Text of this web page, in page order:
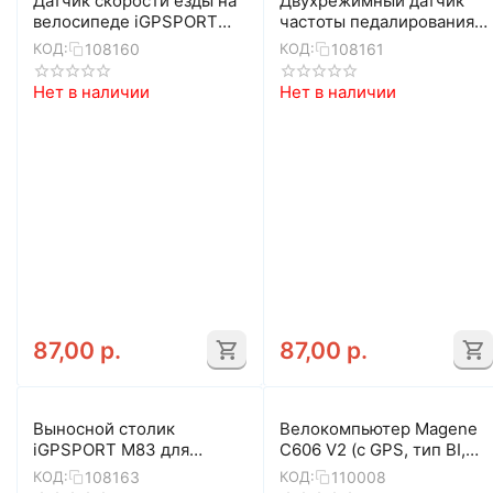
велосипеде iGPSPORT
SPD70
КОД: 108160
Нет в наличии
87,00 р.
частоты педалирования
iGPSPORT CAD70
КОД: 108161
Нет в наличии
87,00 р.
Выносной столик
iGPSPORT M83 для
крепления GPS
КОД: 108163
Велокомпьютер Magene
C606 V2 (с GPS, тип BI,
чёрный)
КОД: 110008